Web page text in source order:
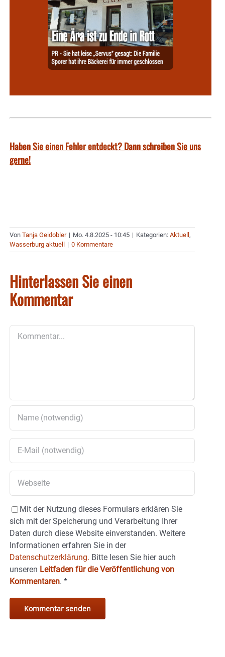
Haben Sie einen Fehler entdeckt? Dann schreiben Sie uns
gerne!
Von Tanja Geidobler | Mo. 4.8.2025 - 10:45 | Kategorien: Aktuell,
Wasserburg aktuell | 0 Kommentare
Hinterlassen Sie einen
Kommentar
Mit der Nutzung dieses Formulars erklären Sie
sich mit der Speicherung und Verarbeitung Ihrer
Daten durch diese Website einverstanden. Weitere
Informationen erfahren Sie in der
Datenschutzerklärung. Bitte lesen Sie hier auch
unseren Leitfaden für die Veröffentlichung von
Kommentaren. *